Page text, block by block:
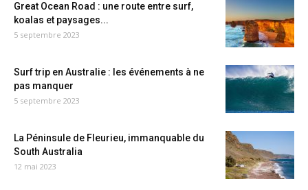
Great Ocean Road : une route entre surf,
koalas et paysages...
5 septembre 2023
Surf trip en Australie : les événements à ne
pas manquer
5 septembre 2023
La Péninsule de Fleurieu, immanquable du
South Australia
12 mai 2023